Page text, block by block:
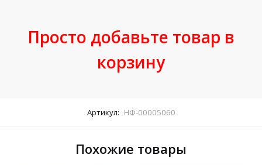
Просто добавьте товар в
корзину
Артикул: НФ-00005060
Похожие товары